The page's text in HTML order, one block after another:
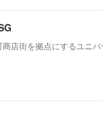
店街を拠点にするユニ